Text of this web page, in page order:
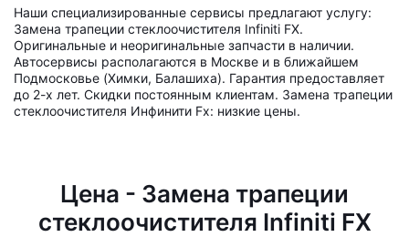
Наши специализированные сервисы предлагают услугу:
Замена трапеции стеклоочистителя Infiniti FX.
Оригинальные и неоригинальные запчасти в наличии.
Автосервисы располагаются в Москве и в ближайшем
Подмосковье (Химки, Балашиха). Гарантия предоставляет
до 2-х лет. Скидки постоянным клиентам. Замена трапеции
стеклоочистителя Инфинити Fx: низкие цены.
Цена - Замена трапеции
стеклоочистителя Infiniti FX